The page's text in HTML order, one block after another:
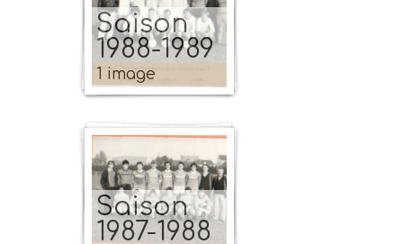
Saison
1988-1989
1 image
Saison
1987-1988